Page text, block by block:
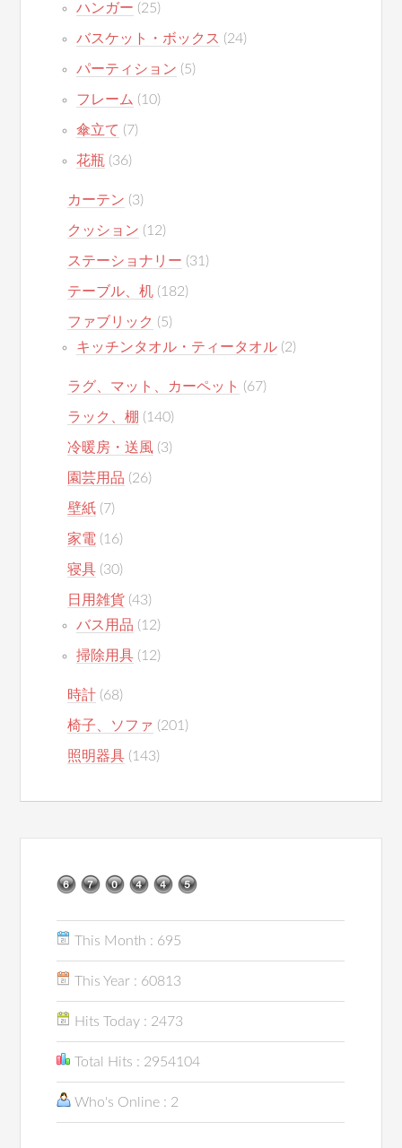
ハンガー (25)
バスケット・ボックス (24)
パーティション (5)
フレーム (10)
傘立て (7)
花瓶 (36)
カーテン (3)
クッション (12)
ステーショナリー (31)
テーブル、机 (182)
ファブリック (5)
キッチンタオル・ティータオル (2)
ラグ、マット、カーペット (67)
ラック、棚 (140)
冷暖房・送風 (3)
園芸用品 (26)
壁紙 (7)
家電 (16)
寝具 (30)
日用雑貨 (43)
バス用品 (12)
掃除用具 (12)
時計 (68)
椅子、ソファ (201)
照明器具 (143)
This Month : 695
This Year : 60813
Hits Today : 2473
Total Hits : 2954104
Who's Online : 2